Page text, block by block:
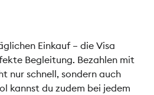
Einkauf – die Visa
Begleitung. Bezahlen mit
nur schnell, sondern auch
kannst du zudem bei jedem